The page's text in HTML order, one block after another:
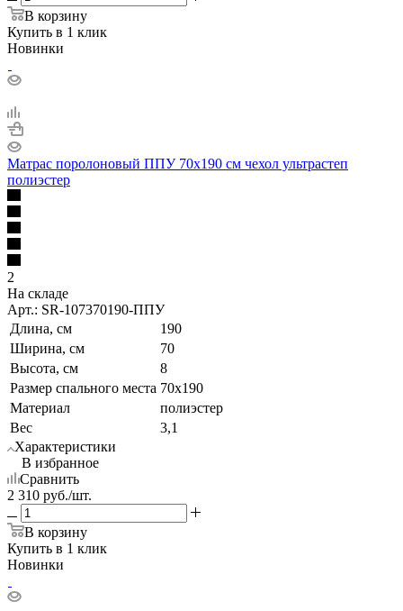
В корзину
Купить в 1 клик
Новинки
Матрас поролоновый ППУ 70х190 см чехол ультрастеп
полиэстер
2
На складе
Арт.: SR-107370190-ППУ
Длина, см
190
Ширина, см
70
Высота, см
8
Размер спального места 70x190
Материал
полиэстер
Вес
3,1
Характеристики
В избранное
Сравнить
2 310 руб./шт.
В корзину
Купить в 1 клик
Новинки